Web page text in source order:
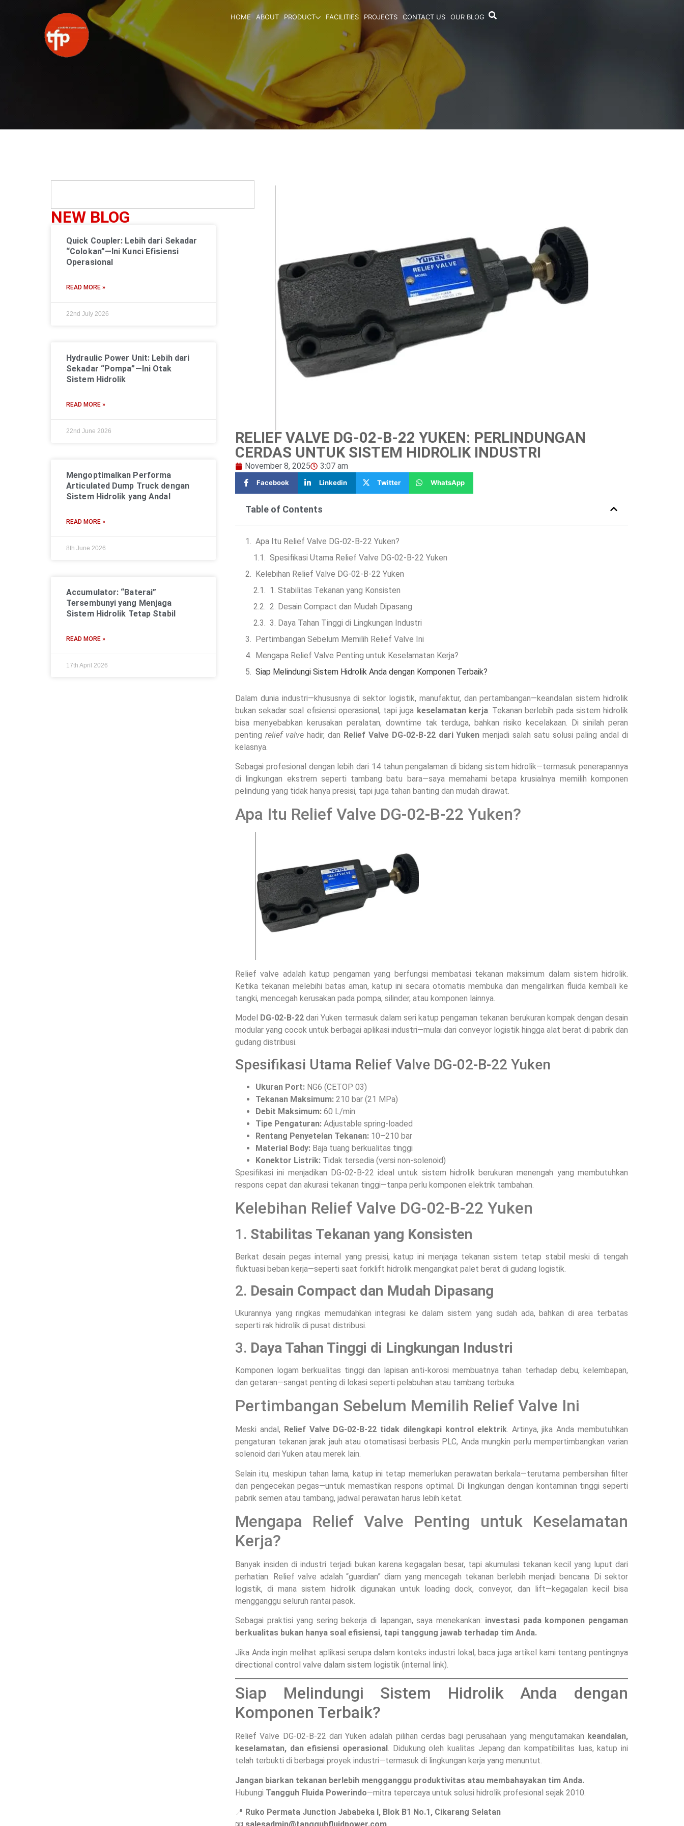
HOME ABOUT PRODUCT FACILITIES PROJECTS CONTACT US OUR BLOG
NEW BLOG
Quick Coupler: Lebih dari Sekadar
“Colokan”—Ini Kunci Efisiensi
Operasional
READ MORE »
22nd July 2026
Hydraulic Power Unit: Lebih dari
Sekadar “Pompa”—Ini Otak
Sistem Hidrolik
READ MORE »
22nd June 2026
Mengoptimalkan Performa
Articulated Dump Truck dengan
Sistem Hidrolik yang Andal
READ MORE »
8th June 2026
Accumulator: “Baterai”
Tersembunyi yang Menjaga
Sistem Hidrolik Tetap Stabil
READ MORE »
17th April 2026
RELIEF VALVE DG-02-B-22 YUKEN: PERLINDUNGAN
CERDAS UNTUK SISTEM HIDROLIK INDUSTRI
November 8, 2025 3:07 am
Facebook Linkedin Twitter WhatsApp
Table of Contents
Apa Itu Relief Valve DG-02-B-22 Yuken?
Spesifikasi Utama Relief Valve DG-02-B-22 Yuken
Kelebihan Relief Valve DG-02-B-22 Yuken
1. Stabilitas Tekanan yang Konsisten
2. Desain Compact dan Mudah Dipasang
3. Daya Tahan Tinggi di Lingkungan Industri
Pertimbangan Sebelum Memilih Relief Valve Ini
Mengapa Relief Valve Penting untuk Keselamatan Kerja?
Siap Melindungi Sistem Hidrolik Anda dengan Komponen Terbaik?
Dalam dunia industri—khususnya di sektor logistik, manufaktur, dan pertambangan—keandalan sistem hidrolik
bukan sekadar soal efisiensi operasional, tapi juga keselamatan kerja. Tekanan berlebih pada sistem hidrolik
bisa menyebabkan kerusakan peralatan, downtime tak terduga, bahkan risiko kecelakaan. Di sinilah peran
penting relief valvehadir, dan Relief Valve DG-02-B-22 dari Yuken menjadi salah satu solusi paling andal di
kelasnya.
Sebagai profesional dengan lebih dari 14 tahun pengalaman di bidang sistem hidrolik—termasuk penerapannya
di lingkungan ekstrem seperti tambang batu bara—saya memahami betapa krusialnya memilih komponen
pelindung yang tidak hanya presisi, tapi juga tahan banting dan mudah dirawat.
Apa Itu Relief Valve DG-02-B-22 Yuken?
Relief valve adalah katup pengaman yang berfungsi membatasi tekanan maksimum dalam sistem hidrolik.
Ketika tekanan melebihi batas aman, katup ini secara otomatis membuka dan mengalirkan fluida kembali ke
tangki, mencegah kerusakan pada pompa, silinder, atau komponen lainnya.
Model DG-02-B-22 dari Yuken termasuk dalam seri katup pengaman tekanan berukuran kompak dengan desain
modular yang cocok untuk berbagai aplikasi industri—mulai dari conveyor logistik hingga alat berat di pabrik dan
gudang distribusi.
Spesifikasi Utama Relief Valve DG-02-B-22 Yuken
Ukuran Port: NG6 (CETOP 03)
Tekanan Maksimum: 210 bar (21 MPa)
Debit Maksimum: 60 L/min
Tipe Pengaturan: Adjustable spring-loaded
Rentang Penyetelan Tekanan: 10–210 bar
Material Body: Baja tuang berkualitas tinggi
Konektor Listrik: Tidak tersedia (versi non-solenoid)
Spesifikasi ini menjadikan DG-02-B-22 ideal untuk sistem hidrolik berukuran menengah yang membutuhkan
respons cepat dan akurasi tekanan tinggi—tanpa perlu komponen elektrik tambahan.
Kelebihan Relief Valve DG-02-B-22 Yuken
1. Stabilitas Tekanan yang Konsisten
Berkat desain pegas internal yang presisi, katup ini menjaga tekanan sistem tetap stabil meski di tengah
fluktuasi beban kerja—seperti saat forklift hidrolik mengangkat palet berat di gudang logistik.
2. Desain Compact dan Mudah Dipasang
Ukurannya yang ringkas memudahkan integrasi ke dalam sistem yang sudah ada, bahkan di area terbatas
seperti rak hidrolik di pusat distribusi.
3. Daya Tahan Tinggi di Lingkungan Industri
Komponen logam berkualitas tinggi dan lapisan anti-korosi membuatnya tahan terhadap debu, kelembapan,
dan getaran—sangat penting di lokasi seperti pelabuhan atau tambang terbuka.
Pertimbangan Sebelum Memilih Relief Valve Ini
Meski andal, Relief Valve DG-02-B-22 tidak dilengkapi kontrol elektrik. Artinya, jika Anda membutuhkan
pengaturan tekanan jarak jauh atau otomatisasi berbasis PLC, Anda mungkin perlu mempertimbangkan varian
solenoid dari Yuken atau merek lain.
Selain itu, meskipun tahan lama, katup ini tetap memerlukan perawatan berkala—terutama pembersihan filter
dan pengecekan pegas—untuk memastikan respons optimal. Di lingkungan dengan kontaminan tinggi seperti
pabrik semen atau tambang, jadwal perawatan harus lebih ketat.
Mengapa Relief Valve Penting untuk Keselamatan
Kerja?
Banyak insiden di industri terjadi bukan karena kegagalan besar, tapi akumulasi tekanan kecil yang luput dari
perhatian. Relief valve adalah “guardian” diam yang mencegah tekanan berlebih menjadi bencana. Di sektor
logistik, di mana sistem hidrolik digunakan untuk loading dock, conveyor, dan lift—kegagalan kecil bisa
mengganggu seluruh rantai pasok.
Sebagai praktisi yang sering bekerja di lapangan, saya menekankan: investasi pada komponen pengaman
berkualitas bukan hanya soal efisiensi, tapi tanggung jawab terhadap tim Anda.
Jika Anda ingin melihat aplikasi serupa dalam konteks industri lokal, baca juga artikel kami tentang pentingnya
directional control valve dalam sistem logistik (internal link).
Siap Melindungi Sistem Hidrolik Anda dengan
Komponen Terbaik?
Relief Valve DG-02-B-22 dari Yuken adalah pilihan cerdas bagi perusahaan yang mengutamakan keandalan,
keselamatan, dan efisiensi operasional . Didukung oleh kualitas Jepang dan kompatibilitas luas, katup ini
telah terbukti di berbagai proyek industri—termasuk di lingkungan kerja yang menuntut.
Jangan biarkan tekanan berlebih mengganggu produktivitas atau membahayakan tim Anda.
Hubungi Tangguh Fluida Powerindo—mitra tepercaya untuk solusi hidrolik profesional sejak 2010.
📍 Ruko Permata Junction Jababeka I, Blok B1 No.1, Cikarang Selatan